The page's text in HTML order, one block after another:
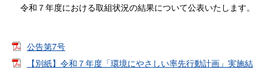
令和７年度における取組状況の結果について公表いたします。
公告第7号
【別紙】令和７年度「環境にやさしい率先行動計画」実施結